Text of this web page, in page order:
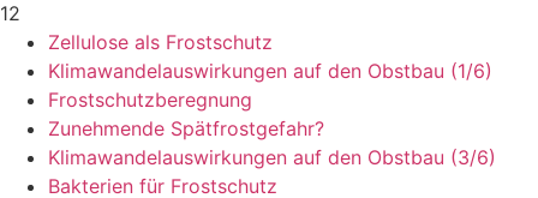
12
Zellulose als Frostschutz
Klimawandelauswirkungen auf den Obstbau (1/6)
Frostschutzberegnung
Zunehmende Spätfrostgefahr?
Klimawandelauswirkungen auf den Obstbau (3/6)
Bakterien für Frostschutz